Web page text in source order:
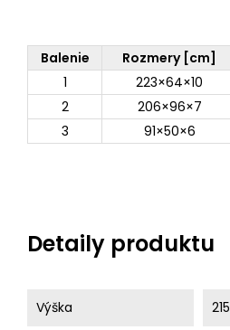
Balenie Rozmery [cm]
1
223×64×10
2
206×96×7
3
91×50×6
Detaily produktu
Výška 215